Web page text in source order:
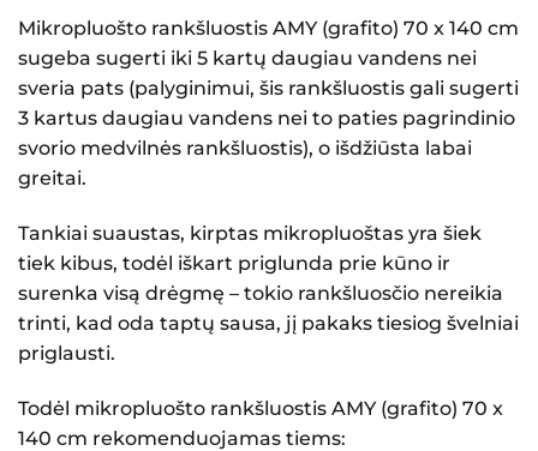
Mikropluošto rankšluostis AMY (grafito) 70 x 140 cm
sugeba sugerti iki 5 kartų daugiau vandens nei
sveria pats (palyginimui, šis rankšluostis gali sugerti
3 kartus daugiau vandens nei to paties pagrindinio
svorio medvilnės rankšluostis), o išdžiūsta labai
greitai.
Tankiai suaustas, kirptas mikropluoštas yra šiek
tiek kibus, todėl iškart priglunda prie kūno ir
surenka visą drėgmę – tokio rankšluosčio nereikia
trinti, kad oda taptų sausa, jį pakaks tiesiog švelniai
priglausti.
Todėl mikropluošto rankšluostis AMY (grafito) 70 x
140 cm rekomenduojamas tiems: